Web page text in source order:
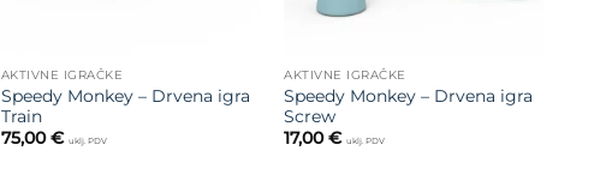
AKTIVNE IGRAČKE
Speedy Monkey – Drvena igra
Train
75,00€ uklj. PDV
AKTIVNE IGRAČKE
Speedy Monkey – Drvena igra
Screw
17,00€ uklj. PDV